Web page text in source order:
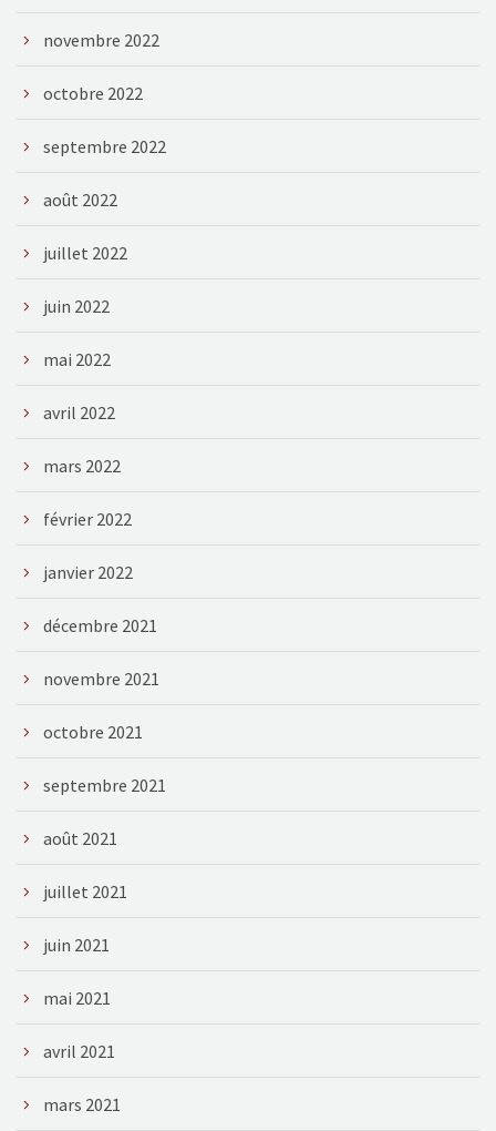
novembre 2022
octobre 2022
septembre 2022
août 2022
juillet 2022
juin 2022
mai 2022
avril 2022
mars 2022
février 2022
janvier 2022
décembre 2021
novembre 2021
octobre 2021
septembre 2021
août 2021
juillet 2021
juin 2021
mai 2021
avril 2021
mars 2021